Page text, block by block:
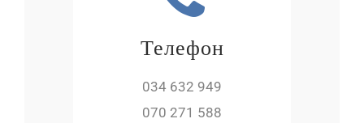
Телефон
034 632 949
070 271 588